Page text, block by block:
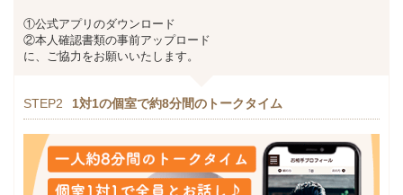
①公式アプリのダウンロード
②本人確認書類の事前アップロード
に、ご協力をお願いいたします。
STEP2 1対1の個室で約8分間のトークタイム